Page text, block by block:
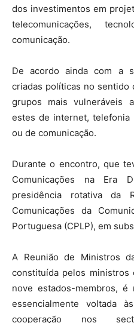
dos investimentos em
telecomunicações,
comunicação.
De acordo ainda com a
criadas políticas no sentido
grupos mais vulneráveis
estes de internet, telefonia
ou de comunicação.
Durante o encontro, que
Comunicações na Era
presidência rotativa da
Comunicações da
Portuguesa (CPLP), em
A Reunião de Ministros
constituída pelos ministros
nove estados-membros,
essencialmente voltada
cooperação nos